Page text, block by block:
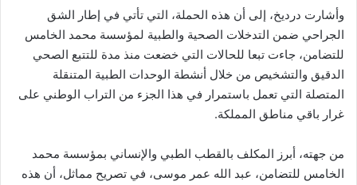
وأشارت درديخ، إلى أن هذه الحملة، التي تأتي في إطار الشق
الجراحي ضمن التدخلات الصحية والطبية لمؤسسة محمد الخامس
للتضامن، جاءت تبعا للحالات التي خضعت منذ مدة للتتبع الصحي
الدقيق والتشخيص من خلال أنشطة الوحدات الطبية المتنقلة
المتصلة التي تعمل باستمرار في هذا الجزء من التراب الوطني على
غرار باقي مناطق المملكة.
من جهته، أبرز المكلف بالقطب الطبي والإنساني بمؤسسة محمد
الخامس للتضامن، عبد الله عمر موسى، في تصريح مماثل، أن هذه